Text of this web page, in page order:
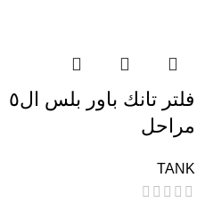
فلتر تانك باور بلس ال٥
مراحل
TANK